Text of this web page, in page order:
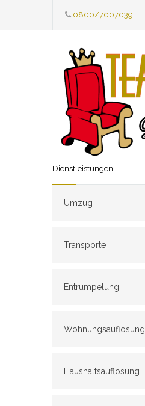
0800/7007039
Dienstleistungen
Umzug
Transporte
Entrümpelung
Wohnungsauflösung
Haushaltsauflösung